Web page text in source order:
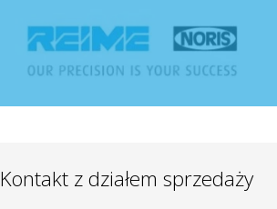
Kontakt z działem sprzedaży